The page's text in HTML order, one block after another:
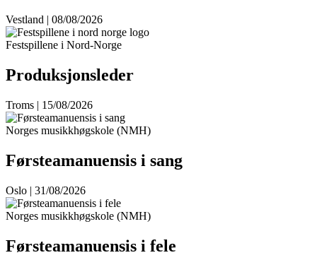
Vestland | 08/08/2026
Festspillene i Nord-Norge
Produksjonsleder
Troms | 15/08/2026
Norges musikkhøgskole (NMH)
Førsteamanuensis i sang
Oslo | 31/08/2026
Norges musikkhøgskole (NMH)
Førsteamanuensis i fele